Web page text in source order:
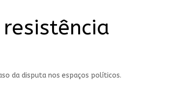
da disputa nos espaços políticos.